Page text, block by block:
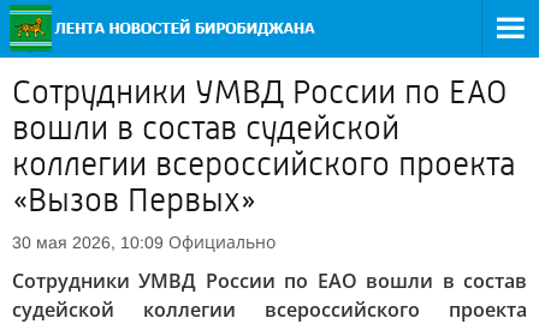
Сотрудники УМВД России по ЕАО
вошли в состав судейской
коллегии всероссийского проекта
«Вызов Первых»
30 мая 2026, 10:09 Официально
Сотрудники УМВД России по ЕАО вошли в состав
судейской коллегии всероссийского проекта